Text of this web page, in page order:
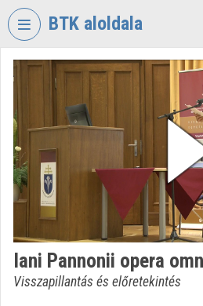
Fejléc kihagyása
BTK aloldala
VIDEO TORIUM
BÖLCSÉSZETTUDOMÁNYI
KUTATÓKÖZPONT
Intézményi kezdőlap
Bejelentkezés
Intézményi felfedezés
Kategóriák
Iani Pannonii opera
Visszapillantás és előretekintés